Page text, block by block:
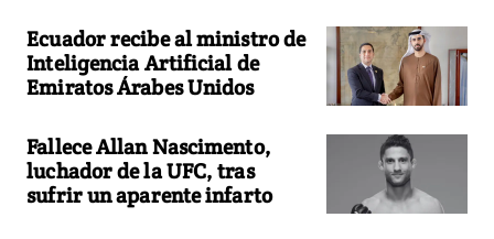
Ecuador recibe al ministro de
Inteligencia Artificial de
Emiratos Árabes Unidos
Fallece Allan Nascimento,
luchador de la UFC, tras
sufrir un aparente infarto